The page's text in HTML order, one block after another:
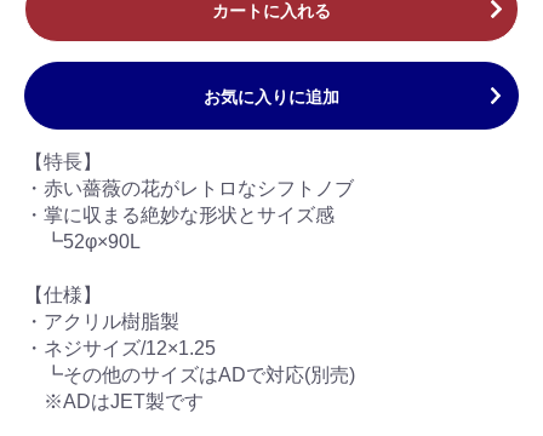
カートに入れる
お気に入りに追加
【特長】
・赤い薔薇の花がレトロなシフトノブ
・掌に収まる絶妙な形状とサイズ感
┗52φ×90L
【仕様】
・アクリル樹脂製
・ネジサイズ/12×1.25
┗その他のサイズはADで対応(別売)
※ADはJET製です